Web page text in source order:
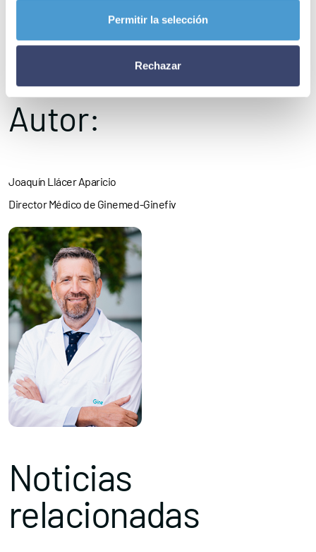
Permitir la selección
Rechazar
Autor:
Joaquín Llácer Aparicio
Director Médico de Ginemed-Ginefiv
Noticias
relacionadas